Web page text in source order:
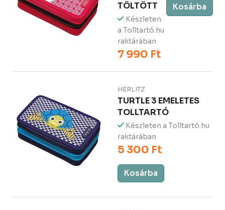
TÖLTÖTT
Készleten
a Tolltartó.hu
raktárában
7 990 Ft
Kosárba
HERLITZ
TURTLE 3 EMELETES
TOLLTARTÓ
Készleten a Tolltartó.hu
raktárában
5 300 Ft
Kosárba